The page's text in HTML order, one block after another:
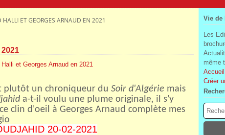
HALLI ET GEORGES ARNAUD EN 2021
plutôt un chroniqueur du Soir d'Algérie mais
a-t-il voulu une plume originale, il s'y
clin d'oeil à Georges Arnaud complète mes
20-02-2021
Vie de
Les
même
Créer